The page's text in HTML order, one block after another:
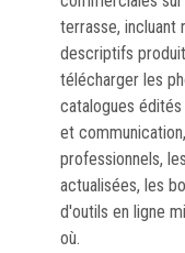
terrasse, incluant
descriptifs
télécharger les
catalogues
et
professionnels,
actualisées, les
d'outils en ligne
où.